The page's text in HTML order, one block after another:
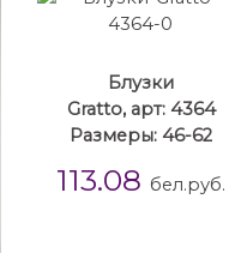
Блузки
Gratto, арт: 4364
Размеры: 46-62
113.08 бел.руб.